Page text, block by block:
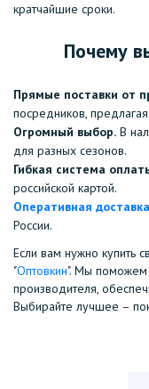
кратчайшие сроки.
Почему
Прямые поставки от
посредников,
Огромный выбор. В
для разных сезонов.
Гибкая система
российской картой.
Оперативная доставка
России.
Если вам нужно купить
"Оптовкин". Мы поможем
производителя,
Выбирайте лучшее –